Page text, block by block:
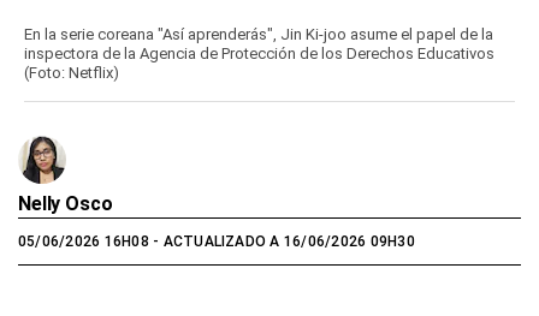
En la serie coreana "Así aprenderás", Jin Ki-joo asume el papel de la
inspectora de la Agencia de Protección de los Derechos Educativos
(Foto: Netflix)
Nelly Osco
05/06/2026 16H08 - ACTUALIZADO A 16/06/2026 09H30